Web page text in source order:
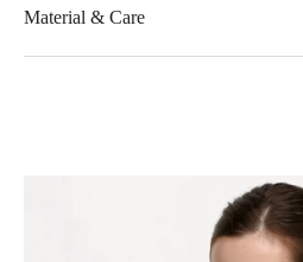
Material & Care